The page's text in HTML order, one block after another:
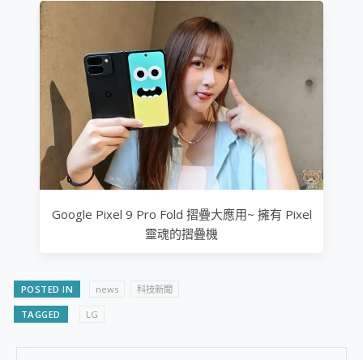
Google Pixel 9 Pro Fold 摺疊大應用~ 擁有 Pixel
靈魂的摺疊機
POSTED IN news 科技新聞
TAGGED LG